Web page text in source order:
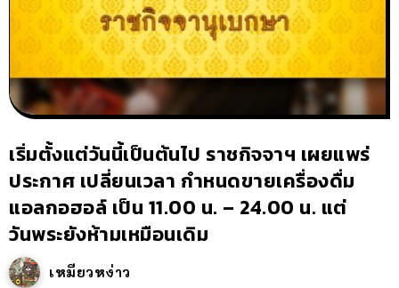
เริ่มตั้งแต่วันนี้เป็นต้นไป ราชกิจจาฯ เผยแพร่
ประกาศ เปลี่ยนเวลา กำหนดขายเครื่องดื่ม
แอลกอฮอล์ เป็น 11.00 น. – 24.00 น. แต่
วันพระยังห้ามเหมือนเดิม
เหมียวหง่าว